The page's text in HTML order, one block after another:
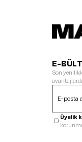
E-
Son
Üyelik